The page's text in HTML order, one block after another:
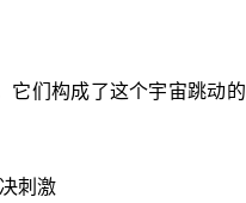
它们构成了这个宇宙跳动
刺激